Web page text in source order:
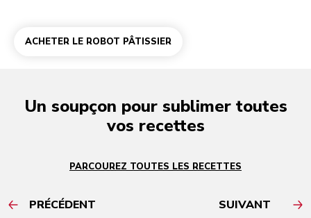
ACHETER LE ROBOT PÂTISSIER
Un soupçon pour sublimer toutes
vos recettes
PARCOUREZ TOUTES LES RECETTES
PRÉCÉDENT SUIVANT